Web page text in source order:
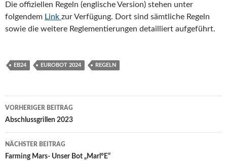
Die offiziellen Regeln (englische Version) stehen unter
folgendem Link zur Verfügung. Dort sind sämtliche Regeln
sowie die weitere Reglementierungen detailliert aufgeführt.
EB24 EUROBOT 2024 REGELN
Beitragsnavigation
VORHERIGER BEITRAG
Abschlussgrillen 2023
NÄCHSTER BEITRAG
Farming Mars- Unser Bot „Marl°E“